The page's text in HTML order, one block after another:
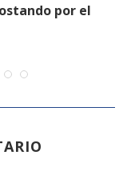
por el